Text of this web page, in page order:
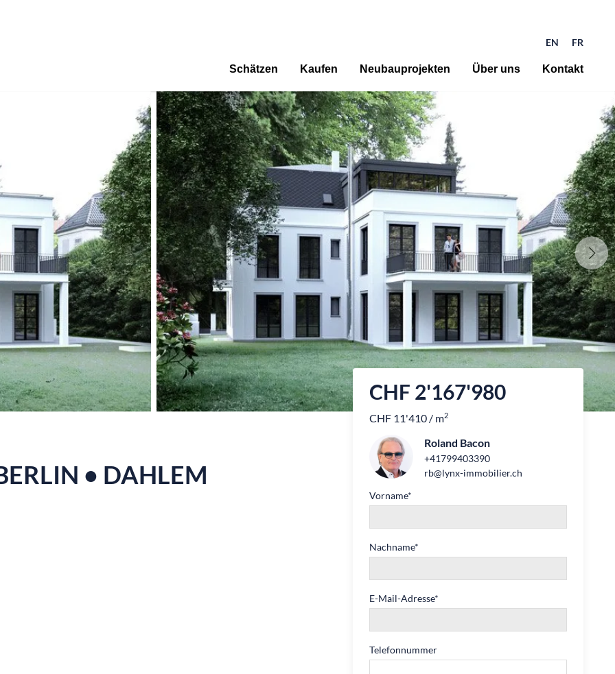
EN FR
Schätzen Kaufen Neubauprojekten Über uns Kontakt
• DAHLEM
CHF 2'167'980
CHF 11'410 / m2
Roland Bacon
+41799403390
rb@lynx-immobilier.ch
Vorname*
Nachname*
E-Mail-Adresse*
Telefonnummer